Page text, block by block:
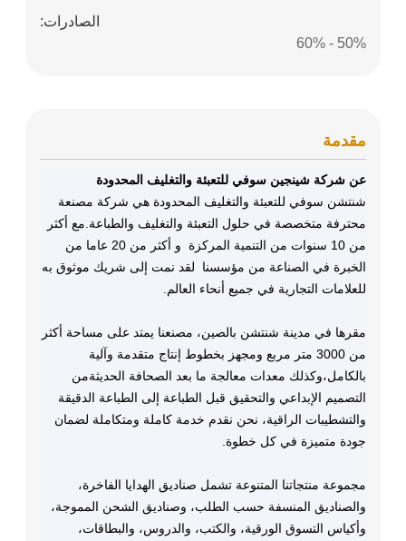
الصادرات:
50% - 60%
مقدمة
عن شركة شينجين سوفي للتعبئة والتغليف المحدودة
شنتشن سوفي للتعبئة والتغليف المحدودة هي شركة مصنعة
محترفة متخصصة في حلول التعبئة والتغليف والطباعة.مع أكثر
من 10 سنوات من التنمية المركزة ‬ و أكثر من 20 عاما من
الخبرة في الصناعة من مؤسسنا ‬ لقد نمت إلى شريك موثوق به
للعلامات التجارية في جميع أنحاء العالم.
مقرها في مدينة شنتشن بالصين، مصنعنا يمتد على مساحة أكثر
من 3000 متر مربع ومجهز بخطوط إنتاج متقدمة وآلية
بالكامل،وكذلك معدات معالجة ما بعد الصحافة الحديثةمن
التصميم الإبداعي والتحقيق قبل الطباعة إلى الطباعة الدقيقة
والتشطيبات الراقية، نحن نقدم خدمة كاملة ومتكاملة لضمان
جودة متميزة في كل خطوة.
مجموعة منتجاتنا المتنوعة تشمل صناديق الهدايا الفاخرة،
والصناديق المنسفة حسب الطلب، وصناديق الشحن المموجة،
وأكياس التسوق الورقية، والكتب، والدروس، والبطاقات،